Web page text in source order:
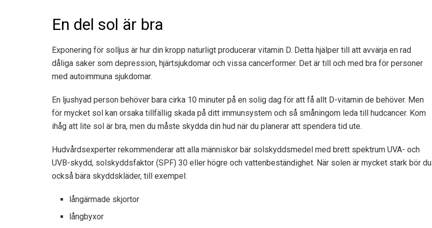
En del sol är bra
Exponering för solljus är hur din kropp naturligt producerar vitamin D. Detta hjälper till att avvärja en rad
dåliga saker som depression, hjärtsjukdomar och vissa cancerformer. Det är till och med bra för personer
med autoimmuna sjukdomar.
En ljushyad person behöver bara cirka 10 minuter på en solig dag för att få allt D-vitamin de behöver. Men
för mycket sol kan orsaka tillfällig skada på ditt immunsystem och så småningom leda till hudcancer. Kom
ihåg att lite sol är bra, men du måste skydda din hud när du planerar att spendera tid ute.
Hudvårdsexperter rekommenderar att alla människor bär solskyddsmedel med brett spektrum UVA- och
UVB-skydd, solskyddsfaktor (SPF) 30 eller högre och vattenbeständighet. När solen är mycket stark bör du
också bära skyddskläder, till exempel:
långärmade skjortor
långbyxor